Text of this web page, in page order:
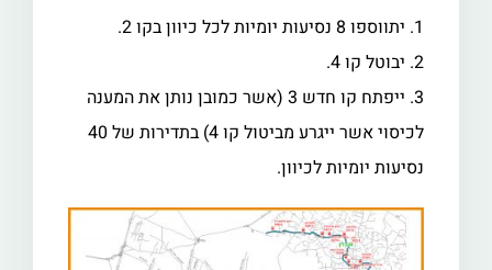
1. יתווספו 8 נסיעות יומיות לכל כיוון בקו 2.
2. יבוטל קו 4.
3. ייפתח קו חדש 3 (אשר כמובן נותן את המענה
לכיסוי אשר ייגרע מביטול קו 4) בתדירות של 40
נסיעות יומיות לכיוון.